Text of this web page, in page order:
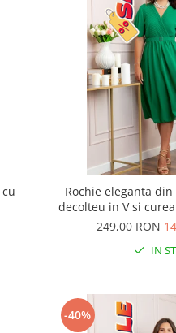
Rochie eleganta
decolteu in V si
249,00 RON
IN
-40%